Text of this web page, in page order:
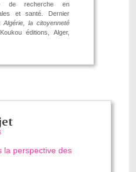
de recherche en
et santé. Dernier
:Algérie, la citoyenneté
éditions, Alger,
la perspective des